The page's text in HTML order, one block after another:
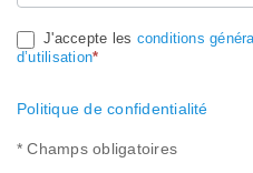
J'accepte les conditions
d’utilisation*
Politique de confidentialité
* Champs obligatoires